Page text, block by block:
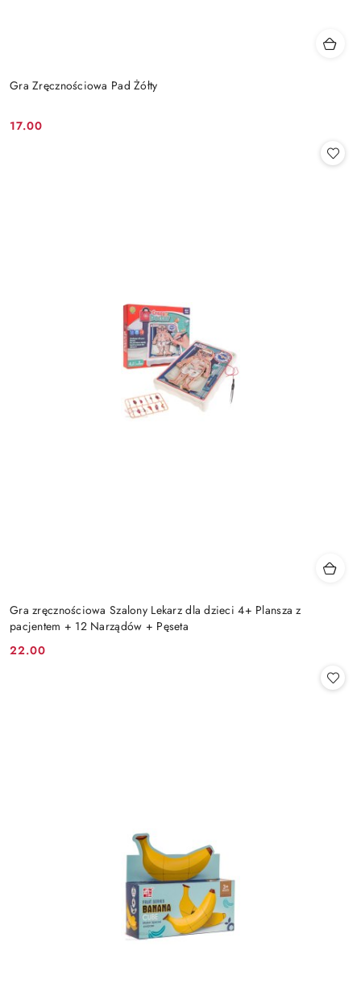
Gra Zręcznościowa Pad Żółty
Cena:
17.00
Gra zręcznościowa Szalony Lekarz dla dzieci 4+ Plansza z
pacjentem + 12 Narządów + Pęseta
Cena:
22.00